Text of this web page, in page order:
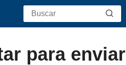
para enviar